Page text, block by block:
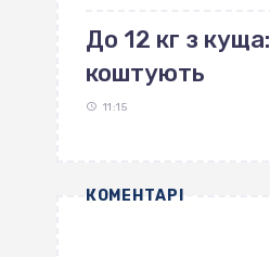
До 12 кг з
коштують
11:15
КОМЕНТАРІ